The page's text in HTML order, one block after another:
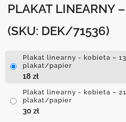
PLAKAT LINEARNY
(SKU: DEK/71536)
Plakat linearny - kobieta –
plakat/papier
18 zł
Plakat linearny - kobieta –
plakat/papier
30 zł